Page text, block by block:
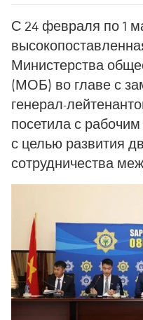
С 24 февраля по 1
Министерства
(МОБ) во главе с
генерал-
посетила с
с целью развития
сотрудничества